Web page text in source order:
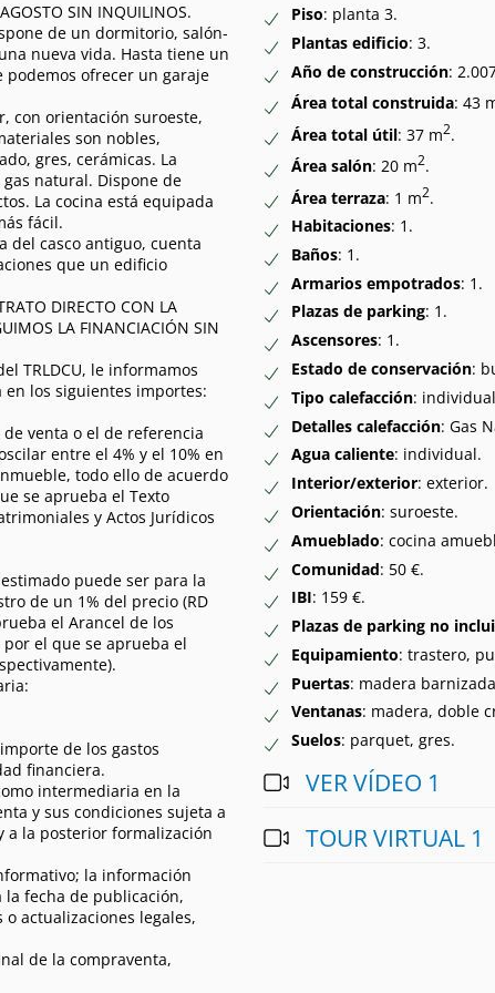
SIN INQUILINOS.
de un dormitorio, salón-
nueva vida. Hasta tiene un
podemos ofrecer un garaje
con orientación suroeste,
son nobles,
gres, cerámicas. La
natural. Dispone de
La cocina está equipada
fácil.
del casco antiguo, cuenta
que un edificio
DIRECTO CON LA
LA FINANCIACIÓN SIN
TRLDCU, le informamos
los siguientes importes:
venta o el de referencia
entre el 4% y el 10% en
todo ello de acuerdo
se aprueba el Texto
y Actos Jurídicos
puede ser para la
de un 1% del precio (RD
el Arancel de los
por el que se aprueba el
de los gastos
financiera.
intermediaria en la
y sus condiciones sujeta a
a la posterior formalización
la información
fecha de publicación,
actualizaciones legales,
de la compraventa,
Piso: planta 3.
Plantas edificio: 3.
Año de construcción:
Área total construida: 43
Área total útil: 37 m2.
Área salón: 20 m2.
Área terraza: 1 m2.
Habitaciones: 1.
Baños: 1.
Armarios empotrados: 1.
Plazas de parking: 1.
Ascensores: 1.
Estado de conservación:
Tipo calefacción:
Detalles calefacción: Gas
Agua caliente: individual.
Interior/exterior: exterior.
Orientación: suroeste.
Amueblado: cocina
Comunidad: 50 €.
IBI: 159 €.
Plazas de parking no
Equipamiento: trastero,
Puertas: madera
Ventanas: madera, doble
Suelos: parquet, gres.
VER VÍDEO 1
TOUR VIRTUAL 1